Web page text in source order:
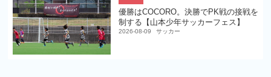
優勝はCOCORO。決勝でPK戦の接戦を
制する【山本少年サッカーフェス】
2026-08-09 サッカー